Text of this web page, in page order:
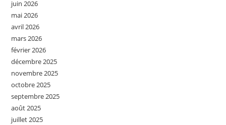
juin 2026
mai 2026
avril 2026
mars 2026
février 2026
décembre 2025
novembre 2025
octobre 2025
septembre 2025
août 2025
juillet 2025